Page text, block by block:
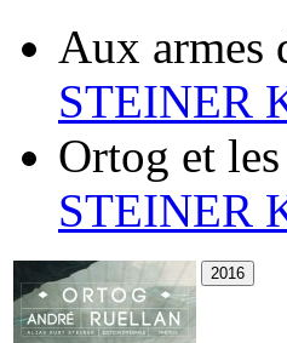
Aux armes
STEINER
Ortog et
STEINER